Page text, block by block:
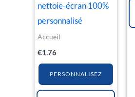
nettoie-écran 100%
personnalisé
Accueil
€1.76
PERSONNALISEZ